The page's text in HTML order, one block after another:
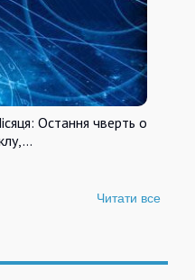
Остання чверть о
Читати все